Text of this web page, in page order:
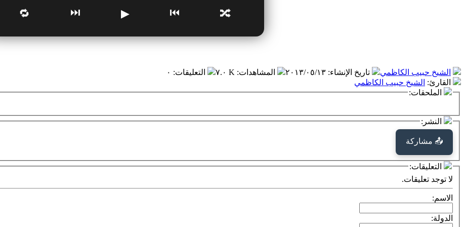
🔀
⏮
▶
⏭
🔁
الشيخ حبيب الكاظمي تاريخ الإنشاء: ٢٠١٣/٠٥/١٣ المشاهدات: ٧.٠ K التعليقات: ٠
القارئ: الشيخ حبيب الكاظمي
الملحقات:
النشر:
📤 مشاركة
التعليقات:
لا توجد تعليقات.
الاسم:
الدولة: